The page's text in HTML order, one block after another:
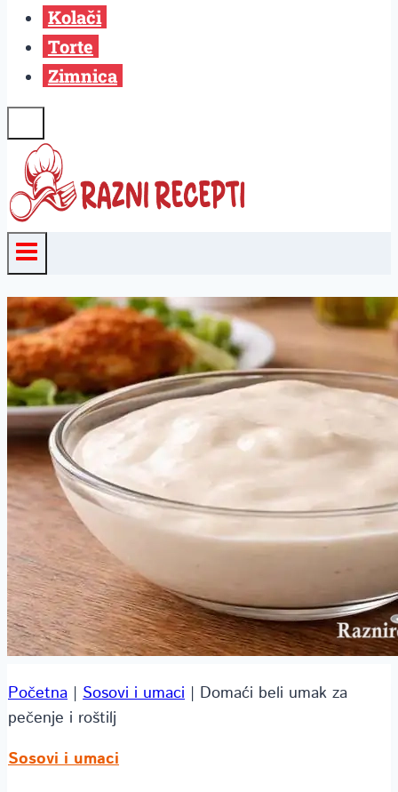
Kolači
Torte
Zimnica
Početna | Sosovi i umaci | Domaći beli umak za
pečenje i roštilj
Sosovi i umaci